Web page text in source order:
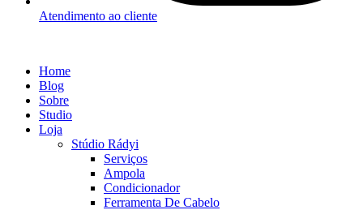
Atendimento ao cliente
Home
Blog
Sobre
Studio
Loja
Stúdio Rádyi
Serviços
Ampola
Condicionador
Ferramenta De Cabelo